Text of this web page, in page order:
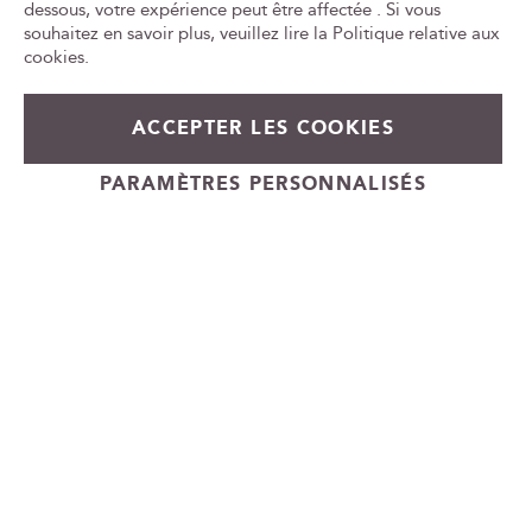
+
-
Ajouter au panier
w
s
e
e
Cadeauvin.fr - © Copyright 2024 - Tous droits réservés
dessous, votre expérience peut être affectée . Si vous
souhaitez en savoir plus, veuillez lire la Politique relative aux
cookies.
ACCEPTER LES COOKIES
PARAMÈTRES PERSONNALISÉS